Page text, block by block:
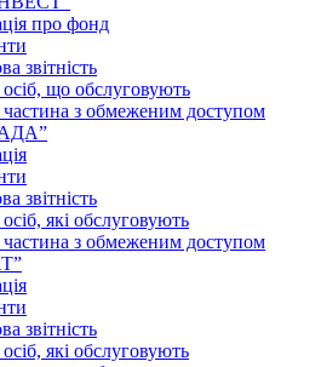
про фонд
звітність
осіб, що обслуговують
частина з обмеженим доступом
звітність
які обслуговують
частина з обмеженим доступом
звітність
які обслуговують